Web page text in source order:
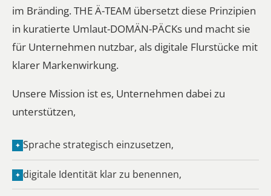
im Bränding. THE Ä-TEAM übersetzt diese Prinzipien
in kuratierte Umlaut-DOMÄN-PÄCKs und macht sie
für Unternehmen nutzbar, als digitale Flurstücke mit
klarer Markenwirkung.
Unsere Mission ist es, Unternehmen dabei zu
unterstützen,
✦ Sprache strategisch einzusetzen,
✦ digitale Identität klar zu benennen,